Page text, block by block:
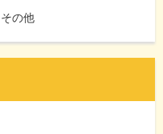
その他